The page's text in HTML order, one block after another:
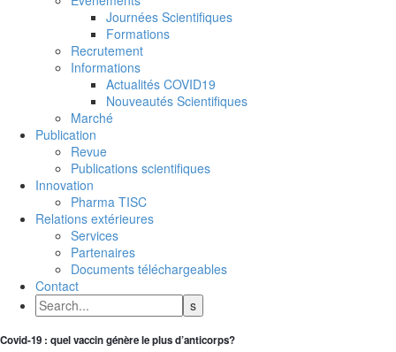
Journées Scientifiques
Formations
Recrutement
Informations
Actualités COVID19
Nouveautés Scientifiques
Marché
Publication
Revue
Publications scientifiques
Innovation
Pharma TISC
Relations extérieures
Services
Partenaires
Documents téléchargeables
Contact
Covid-19 : quel vaccin génère le plus d’anticorps?